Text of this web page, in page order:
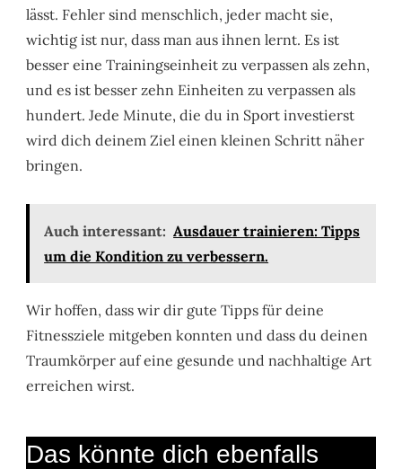
lässt. Fehler sind menschlich, jeder macht sie,
wichtig ist nur, dass man aus ihnen lernt. Es ist
besser eine Trainingseinheit zu verpassen als zehn,
und es ist besser zehn Einheiten zu verpassen als
hundert. Jede Minute, die du in Sport investierst
wird dich deinem Ziel einen kleinen Schritt näher
bringen.
Auch interessant: Ausdauer trainieren: Tipps
um die Kondition zu verbessern.
Wir hoffen, dass wir dir gute Tipps für deine
Fitnessziele mitgeben konnten und dass du deinen
Traumkörper auf eine gesunde und nachhaltige Art
erreichen wirst.
Das könnte dich ebenfalls